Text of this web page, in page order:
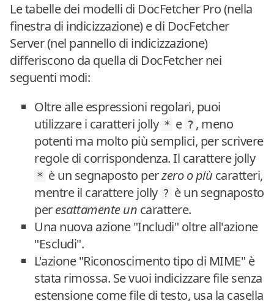
Le tabelle dei modelli di DocFetcher Pro (nella
finestra di indicizzazione) e di DocFetcher
Server (nel pannello di indicizzazione)
differiscono da quella di DocFetcher nei
seguenti modi:
Oltre alle espressioni regolari, puoi
utilizzare i caratteri jolly * e ? , meno
potenti ma molto più semplici, per scrivere
regole di corrispondenza. Il carattere jolly
* è un segnaposto perzero o più caratteri,
mentre il carattere jolly ? è un segnaposto
peresattamente un carattere.
Una nuova azione "Includi" oltre all'azione
"Escludi".
L'azione "Riconoscimento tipo di MIME" è
stata rimossa. Se vuoi indicizzare file senza
estensione come file di testo, usa la casella